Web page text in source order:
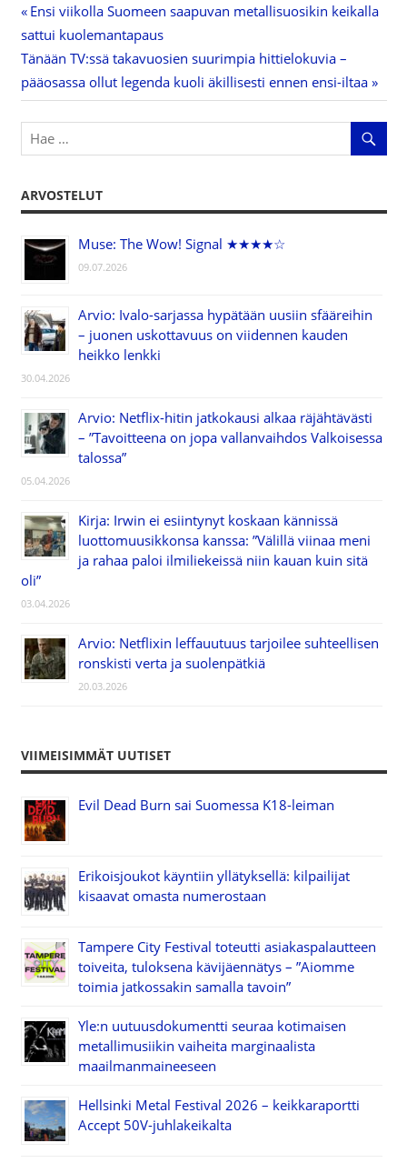
Artikkelien
selaus
Previous
Post:
Ensi viikolla Suomeen saapuvan metallisuosikin keikalla
sattui kuolemantapaus
Next
Post:
Tänään TV:ssä takavuosien suurimpia hittielokuvia –
pääosassa ollut legenda kuoli äkillisesti ennen ensi-iltaa
ARVOSTELUT
Muse: The Wow! Signal ★★★★☆
09.07.2026
Arvio: Ivalo-sarjassa hypätään uusiin sfääreihin
– juonen uskottavuus on viidennen kauden
heikko lenkki
30.04.2026
Arvio: Netflix-hitin jatkokausi alkaa räjähtävästi
– ”Tavoitteena on jopa vallanvaihdos Valkoisessa
talossa”
05.04.2026
Kirja: Irwin ei esiintynyt koskaan kännissä
luottomuusikkonsa kanssa: ”Välillä viinaa meni
ja rahaa paloi ilmiliekeissä niin kauan kuin sitä
oli”
03.04.2026
Arvio: Netflixin leffauutuus tarjoilee suhteellisen
ronskisti verta ja suolenpätkiä
20.03.2026
VIIMEISIMMÄT UUTISET
Evil Dead Burn sai Suomessa K18-leiman
Erikoisjoukot käyntiin yllätyksellä: kilpailijat
kisaavat omasta numerostaan
Tampere City Festival toteutti asiakaspalautteen
toiveita, tuloksena kävijäennätys – ”Aiomme
toimia jatkossakin samalla tavoin”
Yle:n uutuusdokumentti seuraa kotimaisen
metallimusiikin vaiheita marginaalista
maailmanmaineeseen
Hellsinki Metal Festival 2026 – keikkaraportti
Accept 50V-juhlakeikalta